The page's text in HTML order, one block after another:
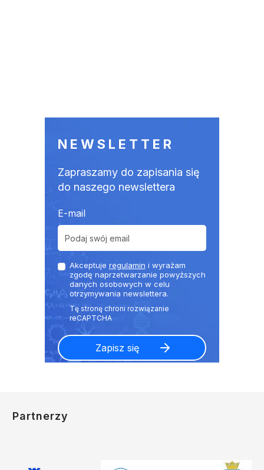
NEWSLETTER
Zapraszamy do zapisania się
do naszego newslettera
E-mail
Akceptuje regulamin i wyrażam
zgodę naprzetwarzanie powyższych
danych osobowych w celu
otrzymywania newslettera.
Partnerzy